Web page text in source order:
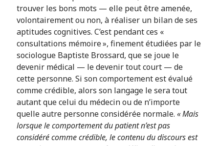
trouver les bons mots — elle peut être amenée,
volontairement ou non, à réaliser un bilan de ses
aptitudes cognitives. C’est pendant ces «
consultations mémoire », finement étudiées par le
sociologue Baptiste Brossard, que se joue le
devenir médical — le devenir tout court — de
cette personne. Si son comportement est évalué
comme crédible, alors son langage le sera tout
autant que celui du médecin ou de n’importe
quelle autre personne considérée normale. « Mais
lorsque le comportement du patient n’est pas
considéré comme crédible, le contenu du discours est